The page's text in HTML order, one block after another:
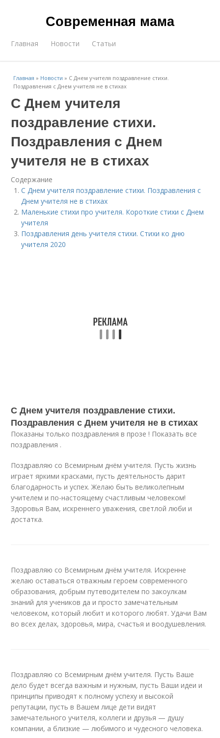
Современная мама
Главная Новости Статьи
Главная » Новости » С Днем учителя поздравление стихи.
Поздравления с Днем учителя не в стихах
С Днем учителя
поздравление стихи.
Поздравления с Днем
учителя не в стихах
Содержание
С Днем учителя поздравление стихи. Поздравления с
Днем учителя не в стихах
Маленькие стихи про учителя. Короткие стихи с Днем
учителя
Поздравления день учителя стихи. Стихи ко дню
учителя 2020
С Днем учителя поздравление стихи.
Поздравления с Днем учителя не в стихах
Показаны только поздравления в прозе ! Показать все
поздравления .
Поздравляю со Всемирным днём учителя. Пусть жизнь
играет яркими красками, пусть деятельность дарит
благодарность и успех. Желаю быть великолепным
учителем и по-настоящему счастливым человеком!
Здоровья Вам, искреннего уважения, светлой люби и
достатка.
Поздравляю со Всемирным днём учителя. Искренне
желаю оставаться отважным героем современного
образования, добрым путеводителем по закоулкам
знаний для учеников да и просто замечательным
человеком, который любит и которого любят. Удачи Вам
во всех делах, здоровья, мира, счастья и воодушевления.
Поздравляю со Всемирным днём учителя. Пусть Ваше
дело будет всегда важным и нужным, пусть Ваши идеи и
принципы приводят к полному успеху и высокой
репутации, пусть в Вашем лице дети видят
замечательного учителя, коллеги и друзья — душу
компании, а близкие — любимого и чудесного человека.